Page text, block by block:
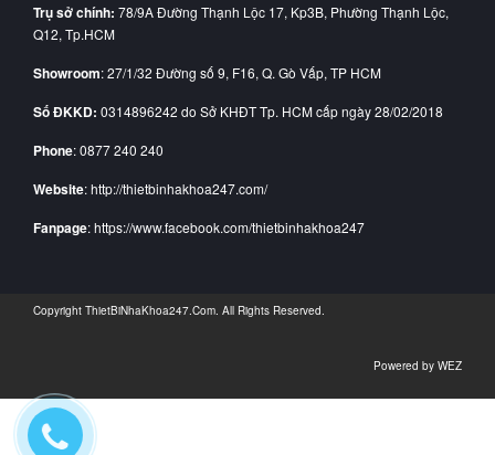
Trụ sở chính: 78/9A Đường Thạnh Lộc 17, Kp3B, Phường Thạnh Lộc,
Q12, Tp.HCM
Showroom: 27/1/32 Đường số 9, F16, Q. Gò Vấp, TP HCM
Số ĐKKD: 0314896242 do Sở KHĐT Tp. HCM cấp ngày 28/02/2018
Phone: 0877 240 240
Website: http://thietbinhakhoa247.com/
Fanpage: https://www.facebook.com/thietbinhakhoa247
Copyright ThietBiNhaKhoa247.Com . All Rights Reserved.
Powered by WEZ